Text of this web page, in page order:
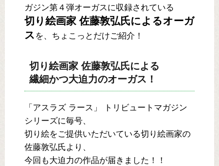
ガジン第４弾オーガスに収録されている
切り絵画家 佐藤敦弘氏によるオーガ
ス を、ちょこっとだけご紹介！
切り絵画家 佐藤敦弘氏による
繊細かつ大迫力のオーガス！
「アスラズ ラース」 トリビュートマガジン
シリーズに毎号、
切り絵をご提供いただいている切り絵画家の
佐藤敦弘氏より、
今回も大迫力の作品が届きました！！